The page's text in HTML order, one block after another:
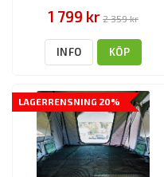
1 799 kr 2 359 kr
INFO KÖP
LAGERRENSNING 20%